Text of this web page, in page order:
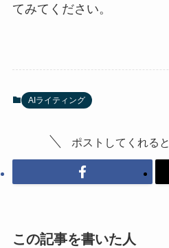
てみてください。
AIライティング
ポストしてくれる
この記事を書いた人